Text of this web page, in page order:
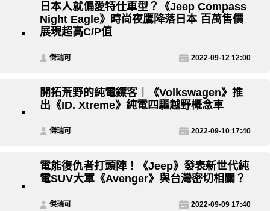
日本人就偏愛特仕車型？《Jeep Compass
Night Eagle》時尚夜鷹降落日本 百萬售價
展現超高C/P值
傑瑞可 2022-09-12 12:00
開拓荒野的純電鏢客｜《Volkswagen》推
出《ID. Xtreme》純電四驅越野概念車
傑瑞可 2022-09-10 17:40
電能復仇者打頭陣！《Jeep》發表新世代純
電SUV大軍《Avenger》與台灣密切相關？
傑瑞可 2022-09-09 17:40